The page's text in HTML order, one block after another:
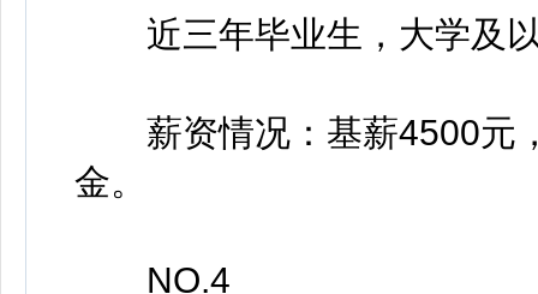
近三年毕业生，大学及以
薪资情况：基薪4500元
金。
NO.4